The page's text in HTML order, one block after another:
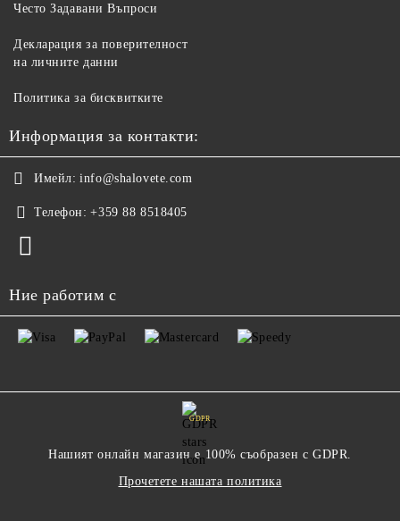
Често Задавани Въпроси
Декларация за поверителност
на личните данни
Политика за бисквитките
Информация за контакти:
Имейл: info@shalovete.com
Телефон: +359 88 8518405
Ние работим с
GDPR
Нашият онлайн магазин е 100% съобразен с GDPR.
Прочетете нашата политика